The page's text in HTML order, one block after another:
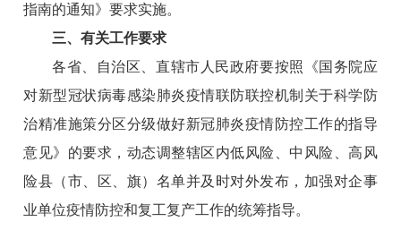
指南的通知》要求实施。
三、有关工作要求
各省、自治区、直辖市人民政府要按照《国务院应
对新型冠状病毒感染肺炎疫情联防联控机制关于科学防
治精准施策分区分级做好新冠肺炎疫情防控工作的指导
意见》的要求，动态调整辖区内低风险、中风险、高风
险县（市、区、旗）名单并及时对外发布，加强对企事
业单位疫情防控和复工复产工作的统筹指导。